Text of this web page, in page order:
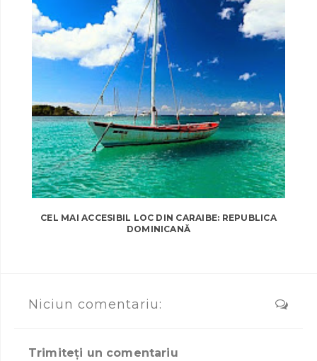
CEL MAI ACCESIBIL LOC DIN CARAIBE: REPUBLICA
DOMINICANĂ
Niciun comentariu:
Trimiteți un comentariu